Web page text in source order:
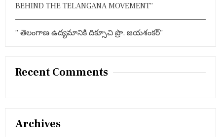
BEHIND THE TELANGANA MOVEMENT”
” తెలంగాణ ఉద్యమానికి దిక్సూచి ప్రొ. జయశంకర్”
Recent Comments
Archives